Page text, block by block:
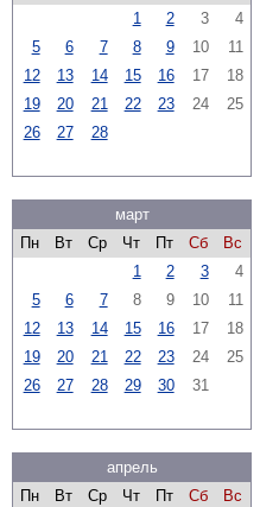
1
2 3
4
5
6 7 8 9 10
11
12
13 14 15 16 17
18
19
20 21 22 23 24
25
26
27 28
март
Пн
Вт Ср Чт Пт Сб
Вс
1
2 3
4
5
6 7 8 9 10
11
12
13 14 15 16 17
18
19
20 21 22 23 24
25
26
27 28 29 30 31
апрель
Пн
Вт Ср Чт Пт Сб
Вс